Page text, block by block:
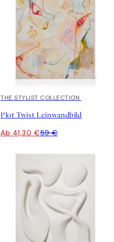
30%*
THE STYLIST COLLECTION
Plot Twist Leinwandbild
Ab 41,30 €59 €